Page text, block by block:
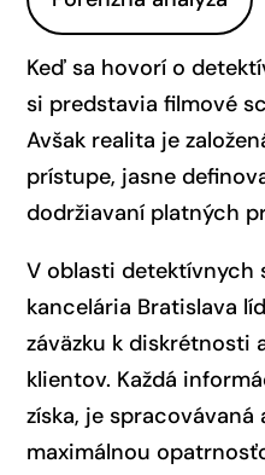
Keď sa hovorí o
si predstavia filmové
Avšak realita je
prístupe, jasne
dodržiavaní platných
V oblasti detektívnych
kancelária Bratislava
záväzku k diskrétnosti
klientov. Každá
získa, je
maximálnou